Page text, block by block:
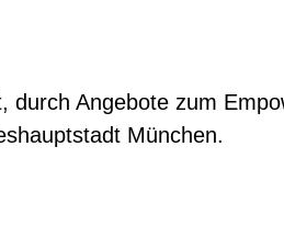
durch Angebote zum
München.